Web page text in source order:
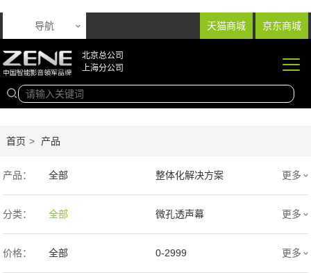
天猫商城 京东商城
导航
北京总公司
上海分公司
首页 > 产品
产品： 全部 整体化解决方案
音响产品 投影产品
专业扩声音箱 幕布产品
更多
分类： 全部 微孔透声幕
编织透声幕 高清4K幕布
更多
价格： 全部 0-2999 更多